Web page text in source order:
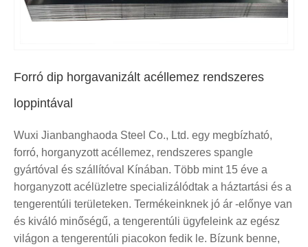
Forró dip horgavanizált acéllemez rendszeres
loppintával
Wuxi Jianbanghaoda Steel Co., Ltd. egy megbízható,
forró, horganyzott acéllemez, rendszeres spangle
gyártóval és szállítóval Kínában. Több mint 15 éve a
horganyzott acélüzletre specializálódtak a háztartási és a
tengerentúli területeken. Termékeinknek jó ár -előnye van
és kiváló minőségű, a tengerentúli ügyfeleink az egész
világon a tengerentúli piacokon fedik le. Bízunk benne,